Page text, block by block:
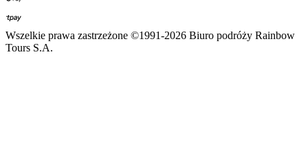
Wszelkie prawa zastrzeżone ©1991-2026 Biuro podróży Rainbow
Tours S.A.